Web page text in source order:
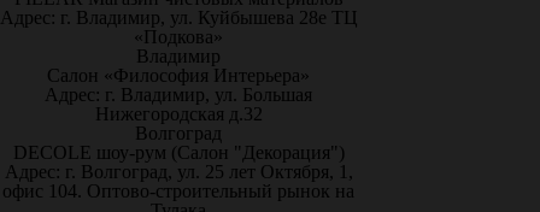
Адрес: г. Владимир, ул. Куйбышева 28е ТЦ
«Подкова»
Владимир
Салон «Философия Интерьера»
Адрес: г. Владимир, ул. Большая
Нижегородская д.32
Волгоград
DECOLE шоу-рум (Салон "Декорация")
Адрес: г. Волгоград, ул. 25 лет Октября, 1,
офис 104. Оптово-строительный рынок на